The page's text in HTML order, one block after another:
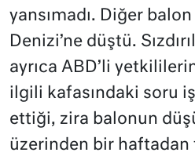
yansımadı. Diğer
Denizi’ne düştü.
ayrıca ABD’li
ilgili kafasındaki soru
ettiği, zira balonun
üzerinden bir haftadan